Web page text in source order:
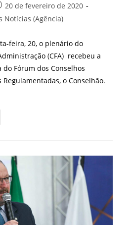
20 de fevereiro de 2020
Notícias (Agência)
feira, 20, o plenário do
(CFA) recebeu a
Fórum dos Conselhos
Regulamentadas, o Conselhão.